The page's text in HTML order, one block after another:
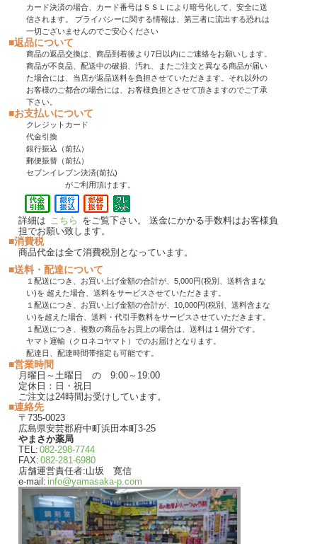
カード決済の場合、カード番号はＳＳＬにより暗号化して、安全に送
信されます。 プライバシーに関する情報は、第三者に流出する恐れは
一切ございませんのでご安心ください
■返品について
商品の返品交換は、商品到着後より7日以内にご連絡をお願いします。
商品が不良品、配送中の破損、汚れ、またご注文と異なる商品が届い
た場合には、当店が返品送料を負担させていただきます。それ以外の
お客様のご都合の場合には、お客様負担とさせて頂きますのでご了承
下さい。
■お支払いについて
クレジットカード
代金引換
銀行振込（前払）
郵便振替（前払）
セブンイレブン決済(前払)
がご利用頂けます。
詳細は こちら をご覧下さい。 送金にかかる手数料はお客様負
担でお願い致します。
■消費税
商品代金は全て消費税別となっています。
■送料・配達について
１配送につき、お買い上げ金額の合計が、5,000円(税別、送料含まな
い)を 超えた場合、送料をサービスさせていただきます。
１配送につき、お買い上げ金額の合計が、10,000円(税別、送料含まな
い)を超えた場合、送料・代引手数料をサービスさせていただきます。
１配送につき、複数の商品をお買上の場合は、送料は１個分です。
ヤマト運輸（クロネコヤマト）でのお届けとなります。
配達日、配達時間帯指定も可能です。
■営業時間
月曜日～土曜日 の 9:00～19:00
定休日：日・祝日
ご注文は24時間お受けしています。
■連絡先
〒735-0023
広島県安芸郡府中町浜田本町3-25
やまさか薬局
TEL: 082-298-7744
FAX: 082-281-6980
店舗運営責任者:山坂 寛信
e-mail: info@yamasaka-p.com